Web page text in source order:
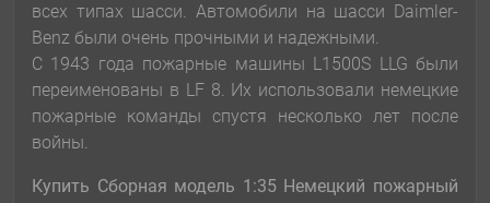
всех типах шасси. Автомобили на шасси Daimler-
Benz были очень прочными и надежными.
С 1943 года пожарные машины L1500S LLG были
переименованы в LF 8. Их использовали немецкие
пожарные команды спустя несколько лет после
войны.
Купить Сборная модель 1:35 Немецкий пожарный